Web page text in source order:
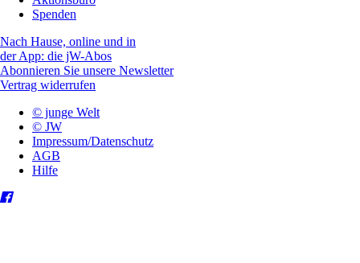
Spenden
Nach Hause, online und in
der App: die jW-Abos
Abonnieren Sie unsere Newsletter
Vertrag widerrufen
© junge Welt
© JW
Impressum/Datenschutz
AGB
Hilfe